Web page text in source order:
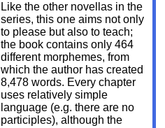
Like the other novellas in the
series, this one aims not only
to please but also to teach;
the book contains only 464
different morphemes, from
which the author has created
8,478 words. Every chapter
uses relatively simple
language (e.g. there are no
participles), although the